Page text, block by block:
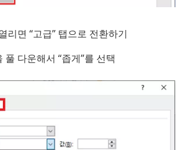
리면 “고급” 탭으로 전환하기
풀 다운해서 “좁게”를 선택